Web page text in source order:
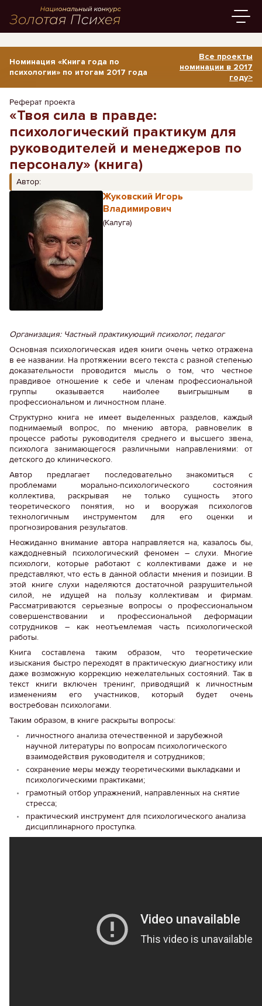
Номинация «Книга года по
психологии» по итогам 2017 года
Все проекты
номинации в 2017
году>
Реферат проекта
«Твоя сила в правде:
психологический практикум для
руководителей и менеджеров по
персоналу» (книга)
Автор:
Жуковский Игорь
Владимирович
(Калуга)
Организация: Частный практикующий психолог, педагог
Основная психологическая идея книги очень четко отражена
в ее названии. На протяжении всего текста с разной степенью
доказательности проводится мысль о том, что честное
правдивое отношение к себе и членам профессиональной
группы оказывается наиболее выигрышным в
профессиональном и личностном плане.
Структурно книга не имеет выделенных разделов, каждый
поднимаемый вопрос, по мнению автора, равновелик в
процессе работы руководителя среднего и высшего звена,
психолога занимающегося различными направлениями: от
детского до клинического.
Автор предлагает последовательно знакомиться с
проблемами морально-психологического состояния
коллектива, раскрывая не только сущность этого
теоретического понятия, но и вооружая психологов
технологичным инструментом для его оценки и
прогнозирования результатов.
Неожиданно внимание автора направляется на, казалось бы,
каждодневный психологический феномен – слухи. Многие
психологи, которые работают с коллективами даже и не
представляют, что есть в данной области мнения и позиции. В
этой книге слухи наделяются достаточной разрушительной
силой, не идущей на пользу коллективам и фирмам.
Рассматриваются серьезные вопросы о профессиональном
совершенствовании и профессиональной деформации
сотрудников – как неотъемлемая часть психологической
работы.
Книга составлена таким образом, что теоретические
изыскания быстро переходят в практическую диагностику или
даже возможную коррекцию нежелательных состояний. Так в
текст книги включен тренинг, приводящий к личностным
изменениям его участников, который будет очень
востребован психологами.
Таким образом, в книге раскрыты вопросы:
личностного анализа отечественной и зарубежной
научной литературы по вопросам психологического
взаимодействия руководителя и сотрудников;
сохранение меры между теоретическими выкладками и
психологическими практиками;
грамотный отбор упражнений, направленных на снятие
стресса;
практический инструмент для психологического анализа
дисциплинарного проступка.